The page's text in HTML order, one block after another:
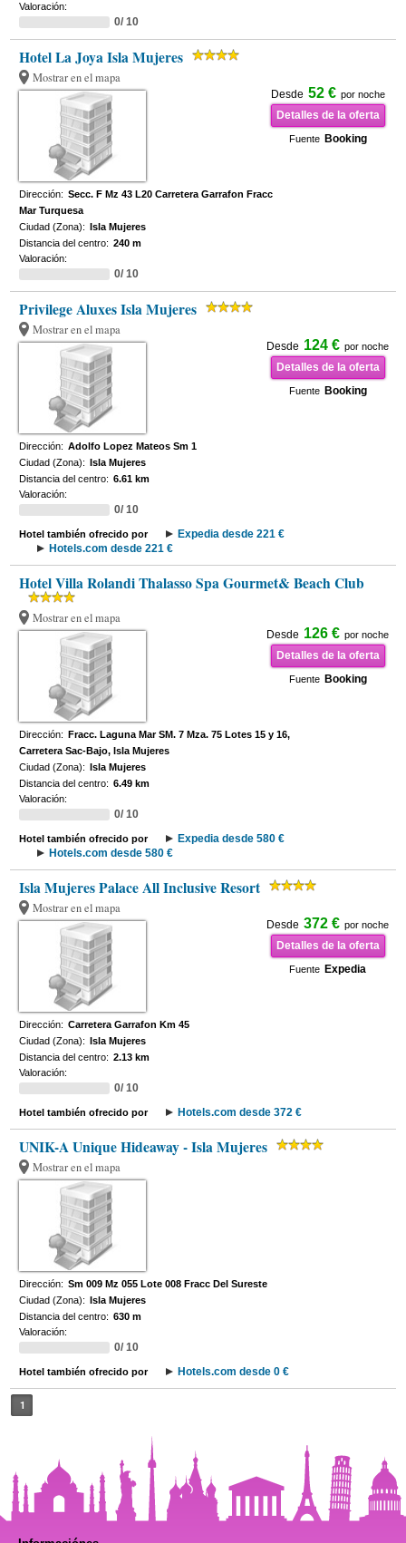
Valoración:
0/ 10
Hotel La Joya Isla Mujeres
Mostrar en el mapa
Desde 52 € por noche
Detalles de la oferta
Fuente Booking
Dirección: Secc. F Mz 43 L20 Carretera Garrafon Fracc
Mar Turquesa
Ciudad (Zona): Isla Mujeres
Distancia del centro: 240 m
Valoración:
0/ 10
Privilege Aluxes Isla Mujeres
Mostrar en el mapa
Desde 124 € por noche
Detalles de la oferta
Fuente Booking
Dirección: Adolfo Lopez Mateos Sm 1
Ciudad (Zona): Isla Mujeres
Distancia del centro: 6.61 km
Valoración:
0/ 10
Hotel también ofrecido por
Expedia desde 221 €
Hotels.com desde 221 €
Hotel Villa Rolandi Thalasso Spa Gourmet& Beach Club
Mostrar en el mapa
Desde 126 € por noche
Detalles de la oferta
Fuente Booking
Dirección: Fracc. Laguna Mar SM. 7 Mza. 75 Lotes 15 y 16,
Carretera Sac-Bajo, Isla Mujeres
Ciudad (Zona): Isla Mujeres
Distancia del centro: 6.49 km
Valoración:
0/ 10
Hotel también ofrecido por
Expedia desde 580 €
Hotels.com desde 580 €
Isla Mujeres Palace All Inclusive Resort
Mostrar en el mapa
Desde 372 € por noche
Detalles de la oferta
Fuente Expedia
Dirección: Carretera Garrafon Km 45
Ciudad (Zona): Isla Mujeres
Distancia del centro: 2.13 km
Valoración:
0/ 10
Hotel también ofrecido por Hotels.com desde 372 €
UNIK-A Unique Hideaway - Isla Mujeres
Mostrar en el mapa
Dirección: Sm 009 Mz 055 Lote 008 Fracc Del Sureste
Ciudad (Zona): Isla Mujeres
Distancia del centro: 630 m
Valoración:
0/ 10
Hotel también ofrecido por Hotels.com desde 0 €
1